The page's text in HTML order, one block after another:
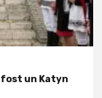
fost un Katyn